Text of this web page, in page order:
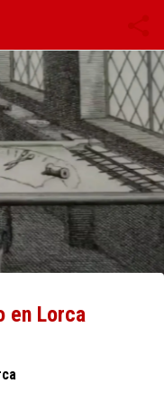
en Lorca